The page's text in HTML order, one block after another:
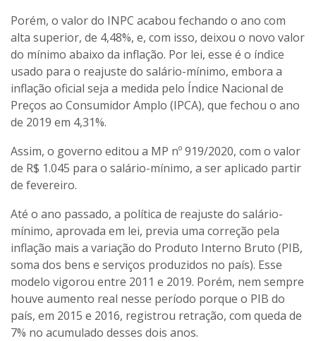
Porém, o valor do INPC acabou fechando o ano com
alta superior, de 4,48%, e, com isso, deixou o novo valor
do mínimo abaixo da inflação. Por lei, esse é o índice
usado para o reajuste do salário-mínimo, embora a
inflação oficial seja a medida pelo Índice Nacional de
Preços ao Consumidor Amplo (IPCA), que fechou o ano
de 2019 em 4,31%.
Assim, o governo editou a MP nº 919/2020, com o valor
de R$ 1.045 para o salário-mínimo, a ser aplicado partir
de fevereiro.
Até o ano passado, a política de reajuste do salário-
mínimo, aprovada em lei, previa uma correção pela
inflação mais a variação do Produto Interno Bruto (PIB,
soma dos bens e serviços produzidos no país). Esse
modelo vigorou entre 2011 e 2019. Porém, nem sempre
houve aumento real nesse período porque o PIB do
país, em 2015 e 2016, registrou retração, com queda de
7% no acumulado desses dois anos.